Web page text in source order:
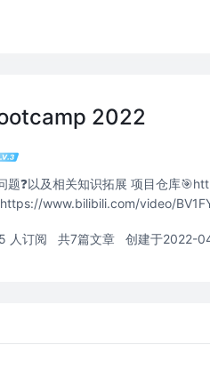
2022
库🎯https://gitee.com/one-three-three-one/showstart
接🔗https://www.bilibili.com/video/
人订阅 共7篇文章 创建于2022-